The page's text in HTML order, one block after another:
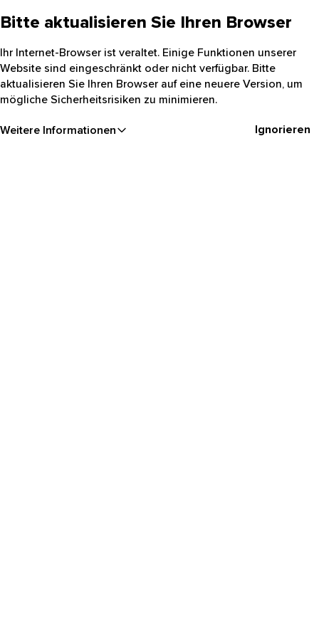
Bitte aktualisieren Sie Ihren Browser
Ihr Internet-Browser ist veraltet. Einige Funktionen unserer
Website sind eingeschränkt oder nicht verfügbar. Bitte
aktualisieren Sie Ihren Browser auf eine neuere Version, um
mögliche Sicherheitsrisiken zu minimieren.
Weitere Informationen Ignorieren